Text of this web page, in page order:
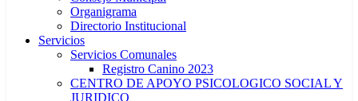
Organigrama
Directorio Institucional
Servicios
Servicios Comunales
Registro Canino 2023
CENTRO DE APOYO PSICOLOGICO SOCIAL Y
JURIDICO